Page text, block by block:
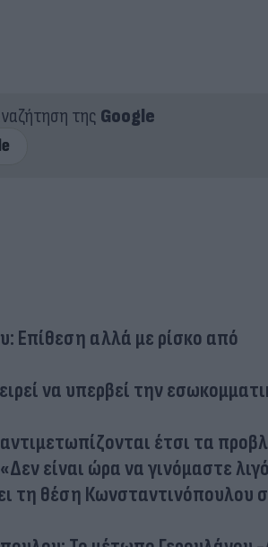
της Google
Επίθεση αλλά με ρίσκο από
να υπερβεί την
έτσι τα
είναι ώρα να γινόμαστε
τη θέση Κωνσταντινόπουλου